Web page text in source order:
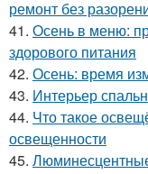
ремонт без
41. Осень в меню:
здорового питания
42. Осень: время
43. Интерьер
44. Что такое
освещенности
45.